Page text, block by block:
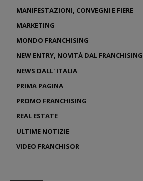
MANIFESTAZIONI, CONVEGNI E FIERE
MARKETING
MONDO FRANCHISING
NEW ENTRY, NOVITÀ DAL FRANCHISING
NEWS DALL' ITALIA
PRIMA PAGINA
PROMO FRANCHISING
REAL ESTATE
ULTIME NOTIZIE
VIDEO FRANCHISOR